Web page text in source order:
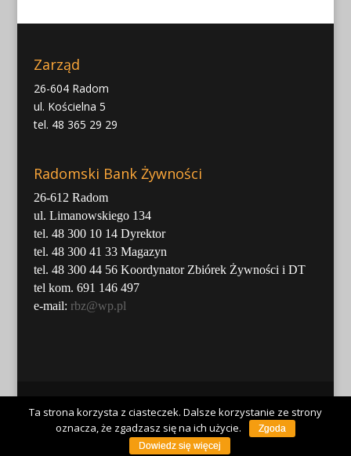
Zarząd
26-604 Radom
ul. Kościelna 5
tel. 48 365 29 29
Radomski Bank Żywności
26-612 Radom
ul. Limanowskiego 134
tel. 48 300 10 14 Dyrektor
tel. 48 300 41 33 Magazyn
tel. 48 300 44 56 Koordynator Zbiórek Żywności i DT
tel kom. 691 146 497
e-mail: rbz@wp.pl
Projekt i wykonanieAP
Ta strona korzysta z ciasteczek. Dalsze korzystanie ze strony
oznacza, że zgadzasz się na ich użycie.
Zgoda
Dowiedz się więcej